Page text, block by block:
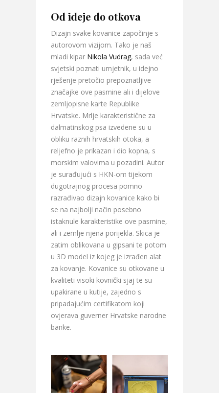
Od ideje do otkova
Dizajn svake kovanice započinje s
autorovom vizijom. Tako je naš
mladi kipar Nikola Vudrag, sada već
svjetski poznati umjetnik, u idejno
rješenje pretočio prepoznatljive
značajke ove pasmine ali i dijelove
zemljopisne karte Republike
Hrvatske. Mrlje karakteristične za
dalmatinskog psa izvedene su u
obliku raznih hrvatskih otoka, a
reljefno je prikazan i dio kopna, s
morskim valovima u pozadini. Autor
je surađujući s HKN-om tijekom
dugotrajnog procesa pomno
razrađivao dizajn kovanice kako bi
se na najbolji način posebno
istaknule karakteristike ove pasmine,
ali i zemlje njena porijekla. Skica je
zatim oblikovana u gipsani te potom
u 3D model iz kojeg je izrađen alat
za kovanje. Kovanice su otkovane u
kvaliteti visoki kovnički sjaj te su
upakirane u kutije, zajedno s
pripadajućim certifikatom koji
ovjerava guverner Hrvatske narodne
banke.